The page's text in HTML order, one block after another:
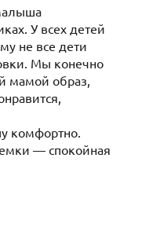
У всех детей
не все дети
Мы конечно
мамой образ,
комфортно.
— спокойная